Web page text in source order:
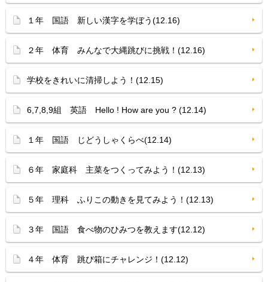
１年 国語 新しい漢字を学ぼう(12.16)
２年 体育 みんなで大縄跳びに挑戦！(12.16)
学校をきれいに清掃しよう！(12.15)
6,7,8,9組 英語 Hello ! How are you ? (12.14)
１年 国語 じどうしゃくらべ(12.14)
６年 家庭科 主菜をつくってみよう！(12.13)
５年 理科 ふりこの動きを見てみよう！(12.13)
３年 国語 食べ物のひみつを教えます(12.12)
４年 体育 跳び箱にチャレンジ！(12.12)